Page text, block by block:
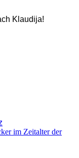
Klaudija!
im Zeitalter der